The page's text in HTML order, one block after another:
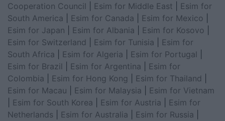
Cooperation Council
Esim for Middle East
Esim for
South America
Esim for Canada Esim for Mexico
Esim for Japan
Esim for Albania Esim for Kosovo
Esim for Switzerland
Esim for Tunisia
Esim for
South Africa
Esim for Algeria Esim for Portugal
Esim for Brazil
Esim for Argentina
Esim for
Colombia
Esim for Hong Kong Esim for Thailand
Esim for Macau
Esim for Malaysia
Esim for Vietnam
Esim for South Korea Esim for Austria
Esim for
Netherlands
Esim for Australia Esim for Russia